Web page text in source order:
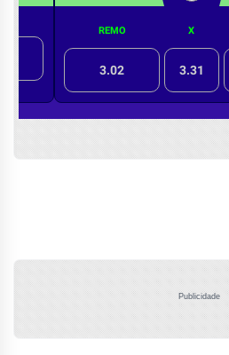
Publicidade